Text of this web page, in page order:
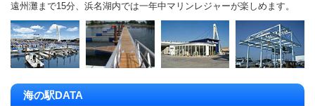
海で遊ぶ
海を体験する
海を味わう
遠州灘まで15分、浜名湖内では一年中マリンレジャーが楽しめます。
海の駅DATA